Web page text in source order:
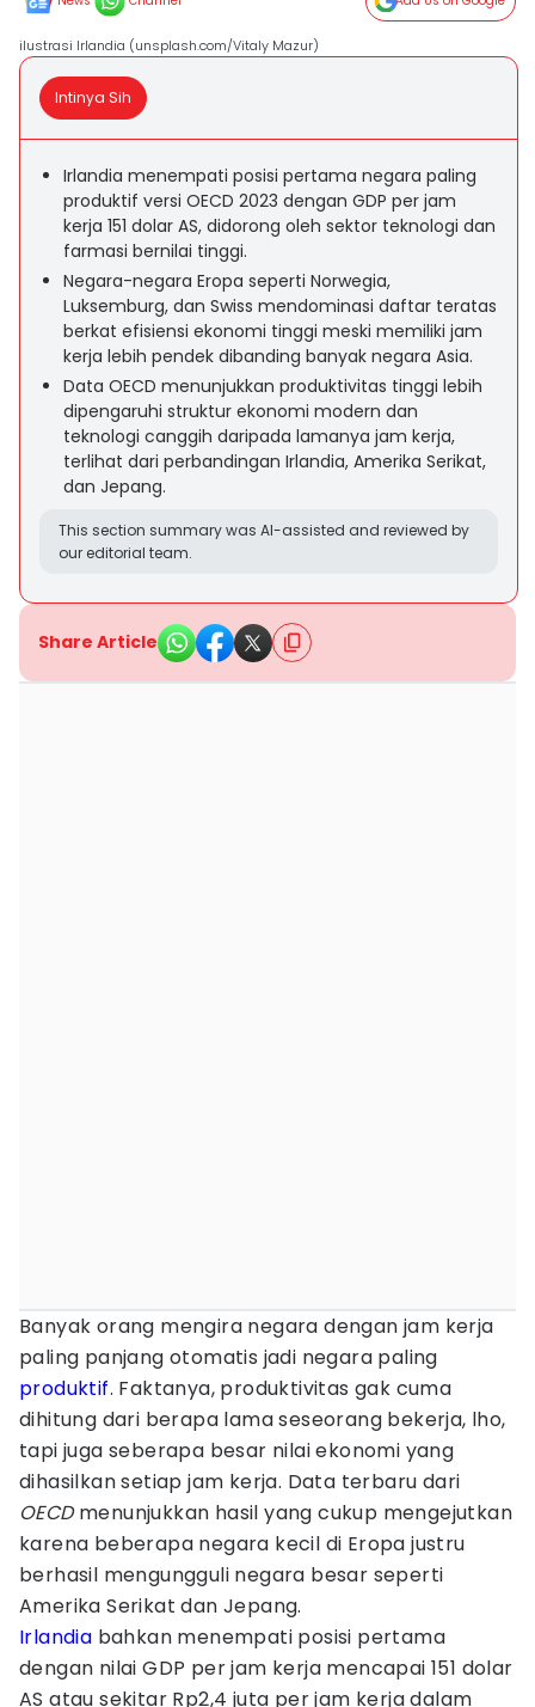
ilustrasi Irlandia (unsplash.com/Vitaly Mazur)
Intinya Sih
Irlandia menempati posisi pertama negara paling
produktif versi OECD 2023 dengan GDP per jam
kerja 151 dolar AS, didorong oleh sektor teknologi dan
farmasi bernilai tinggi.
Negara-negara Eropa seperti Norwegia,
Luksemburg, dan Swiss mendominasi daftar teratas
berkat efisiensi ekonomi tinggi meski memiliki jam
kerja lebih pendek dibanding banyak negara Asia.
Data OECD menunjukkan produktivitas tinggi lebih
dipengaruhi struktur ekonomi modern dan
teknologi canggih daripada lamanya jam kerja,
terlihat dari perbandingan Irlandia, Amerika Serikat,
dan Jepang.
This section summary was AI-assisted and reviewed by
our editorial team.
Share Article
Banyak orang mengira negara dengan jam kerja
paling panjang otomatis jadi negara paling
produktif. Faktanya, produktivitas gak cuma
dihitung dari berapa lama seseorang bekerja, lho,
tapi juga seberapa besar nilai ekonomi yang
dihasilkan setiap jam kerja. Data terbaru dari
OECDmenunjukkan hasil yang cukup mengejutkan
karena beberapa negara kecil di Eropa justru
berhasil mengungguli negara besar seperti
Amerika Serikat dan Jepang.
Irlandia bahkan menempati posisi pertama
dengan nilai GDP per jam kerja mencapai 151 dolar
AS atau sekitar Rp2,4 juta per jam kerja dalam